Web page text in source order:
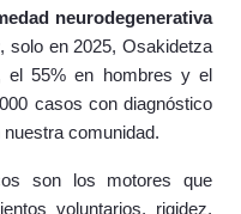
neurodegenerativa
, solo en 2025, Osakidetza
el 55% en hombres y el
casos con diagnóstico
comunidad.
son los motores que
voluntarios, rigidez,